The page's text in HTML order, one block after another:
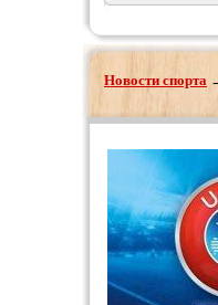
Новости спорта